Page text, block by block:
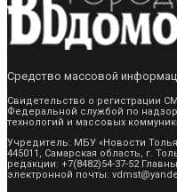
Средство массовой
Свидетельство о регистрации
Федеральной службой по
технологий и массовых
Учредитель: МБУ «Новости
445011, Самарская область, г.
редакции: +7(8482)54-37-52
электронной почты: